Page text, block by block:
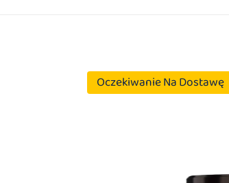
Oczekiwanie Na Dostawę